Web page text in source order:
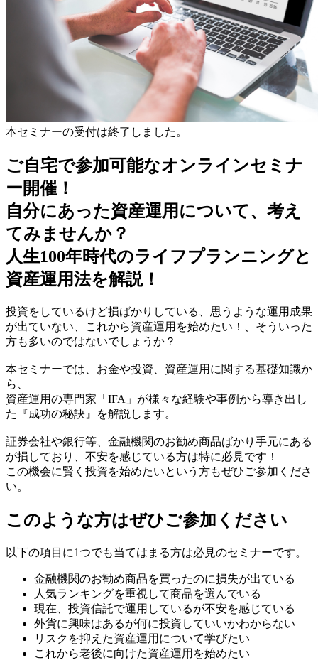
本セミナーの受付は終了しました。
ご自宅で参加可能なオンラインセミナ
ー開催！
自分にあった資産運用について、考え
てみませんか？
人生100年時代のライフプランニングと
資産運用法を解説！
投資をしているけど損ばかりしている、思うような運用成果
が出ていない、これから資産運用を始めたい！、そういった
方も多いのではないでしょうか？
本セミナーでは、お金や投資、資産運用に関する基礎知識か
ら、
資産運用の専門家「IFA」が様々な経験や事例から導き出し
た『成功の秘訣』を解説します。
証券会社や銀行等、金融機関のお勧め商品ばかり手元にある
が損しており、不安を感じている方は特に必見です！
この機会に賢く投資を始めたいという方もぜひご参加くださ
い。
このような方はぜひご参加ください
以下の項目に1つでも当てはまる方は必見のセミナーです。
金融機関のお勧め商品を買ったのに損失が出ている
人気ランキングを重視して商品を選んでいる
現在、投資信託で運用しているが不安を感じている
外貨に興味はあるが何に投資していいかわからない
リスクを抑えた資産運用について学びたい
これから老後に向けた資産運用を始めたい